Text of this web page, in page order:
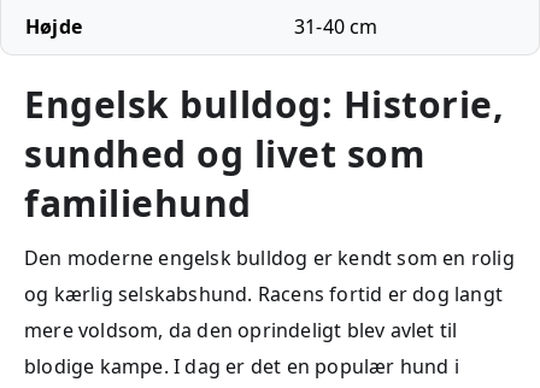
Højde 31-40 cm
Engelsk bulldog: Historie,
sundhed og livet som
familiehund
Den moderne engelsk bulldog er kendt som en rolig
og kærlig selskabshund. Racens fortid er dog langt
mere voldsom, da den oprindeligt blev avlet til
blodige kampe. I dag er det en populær hund i